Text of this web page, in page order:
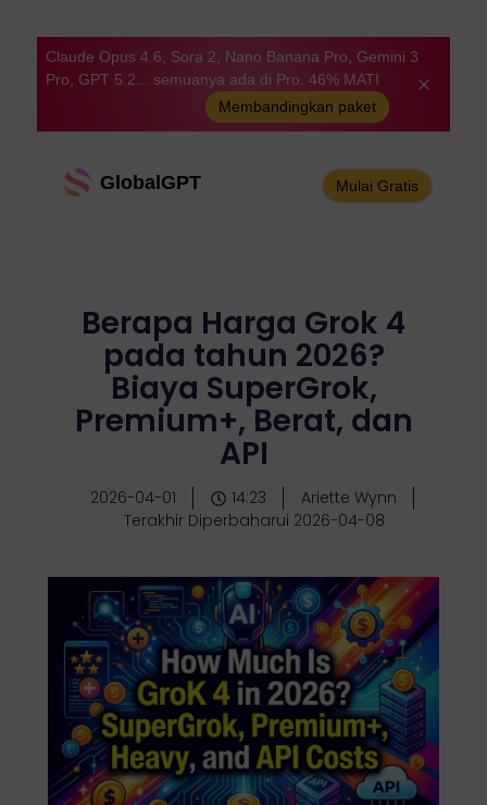
Claude Opus 4.6, Sora 2, Nano Banana Pro, Gemini 3
Pro, GPT 5.2... semuanya ada di Pro. 46% MATI
Membandingkan paket
GlobalGPT Mulai Gratis
Berapa Harga Grok 4
pada tahun 2026?
Biaya SuperGrok,
Premium+, Berat, dan
API
2026-04-01 14:23
Ariette Wynn
Terakhir Diperbaharui 2026-04-08